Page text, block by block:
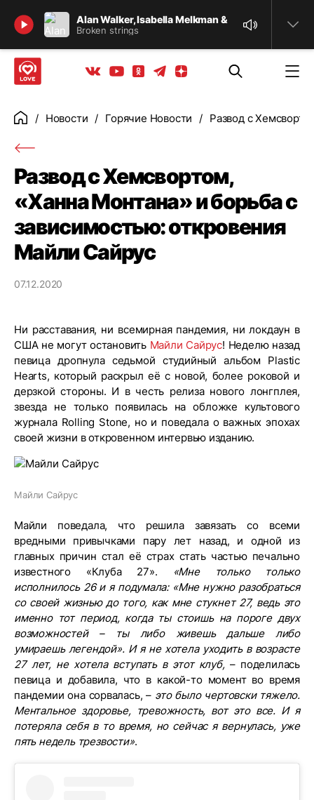
Alan Walker, Isabella Melkman & Katherine O'Ryan
Broken strings
Найти
Вконтакте
YoutubeОдноклассники
ТелеграмЯндекс дзен
ГлавнаяНовости Горячие Новости Развод с
Развод с Хемсвортом,
«Ханна Монтана» и борьба с
зависимостью: откровения
Майли Сайрус
07.12.2020
Ни расставания, ни всемирная пандемия, ни локдаун в
США не могут остановить Майли Сайрус! Неделю назад
певица дропнула седьмой студийный альбом Plastic
Hearts, который раскрыл её с новой, более роковой и
дерзкой стороны. И в честь релиза нового лонгплея,
звезда не только появилась на обложке культового
журнала Rolling Stone, но и поведала о важных эпохах
своей жизни в откровенном интервью изданию.
Майли Сайрус
Майли поведала, что решила завязать со всеми
вредными привычками пару лет назад, и одной из
главных причин стал её страх стать частью печально
известного «Клуба 27».
«Мне только только
исполнилось 26 и я подумала: «Мне нужно разобраться
со своей жизнью до того, как мне стукнет 27, ведь это
именно тот период, когда ты стоишь на пороге двух
возможностей – ты либо живешь дальше либо
умираешь легендой». И я не хотела уходить в возрасте
27 лет, не хотела вступать в этот клуб,– поделилась
певица и добавила, что в какой-то момент во время
пандемии она сорвалась, – это было чертовски тяжело.
Ментальное здоровье, тревожность, вот это все. И я
потеряла себя в то время, но сейчас я вернулась, уже
пять недель трезвости».